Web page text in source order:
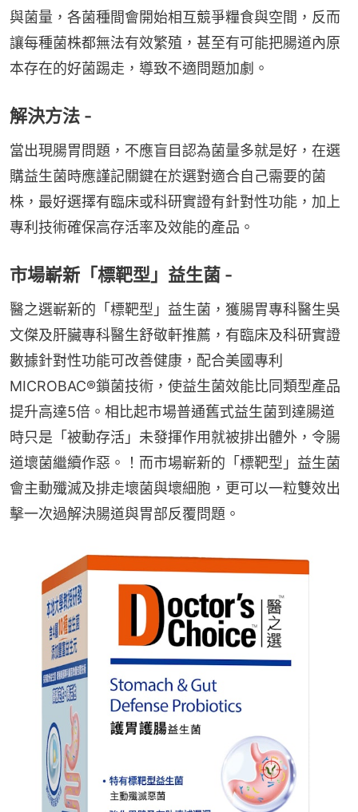
與菌量，各菌種間會開始相互競爭糧食與空間，反而
讓每種菌株都無法有效繁殖，甚至有可能把腸道內原
本存在的好菌踢走，導致不適問題加劇。
解決方法 -
當出現腸胃問題，不應盲目認為菌量多就是好，在選
購益生菌時應謹記關鍵在於選對適合自己需要的菌
株，最好選擇有臨床或科研實證有針對性功能，加上
專利技術確保高存活率及效能的產品。
市場嶄新「標靶型」益生菌 -
醫之選嶄新的「標靶型」益生菌，獲腸胃專科醫生吳
文傑及肝臟專科醫生舒敬軒推薦，有臨床及科研實證
數據針對性功能可改善健康，配合美國專利
MICROBAC®鎖菌技術，使益生菌效能比同類型產品
提升高達5倍。相比起市場普通舊式益生菌到達腸道
時只是「被動存活」未發揮作用就被排出體外，令腸
道壞菌繼續作惡。！而市場嶄新的「標靶型」益生菌
會主動殲滅及排走壞菌與壞細胞，更可以一粒雙效出
擊一次過解決腸道與胃部反覆問題。